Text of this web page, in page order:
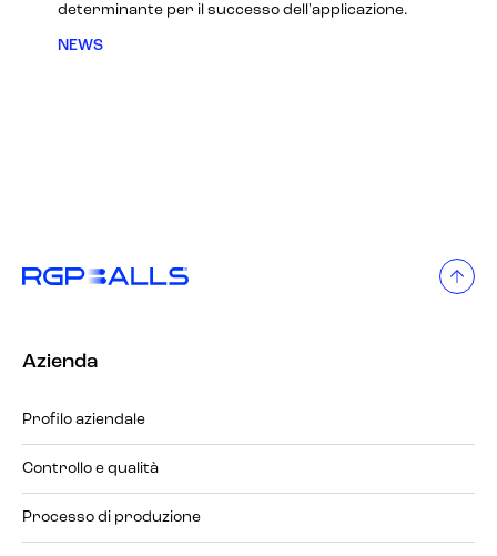
determinante per il successo dell'applicazione.
NEWS
Azienda
Profilo aziendale
Controllo e qualità
Processo di produzione